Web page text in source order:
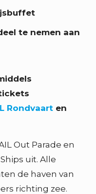
te nemen aan
Rondvaart en
Out Parade en
uit. Alle
de haven van
richting zee.